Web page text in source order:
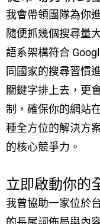
我會帶領團隊為你
隨便抓幾個搜尋量
語系架構符合
同國家的搜尋習慣
關鍵字排上去，更
制，確保你的網站
種全方位的解決方
的核心競爭力。
立即啟動你的
我曾協助一家位於